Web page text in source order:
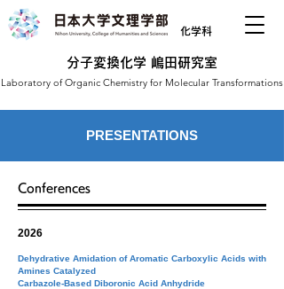
分子変換化学 嶋田研究室
Laboratory of Organic Chemistry for Molecular Transformations
化学科
PRESENTATIONS
Conferences
2026
Dehydrative Amidation of Aromatic Carboxylic Acids with
Amines Catalyzed
Carbazole-Based Diboronic Acid Anhydride